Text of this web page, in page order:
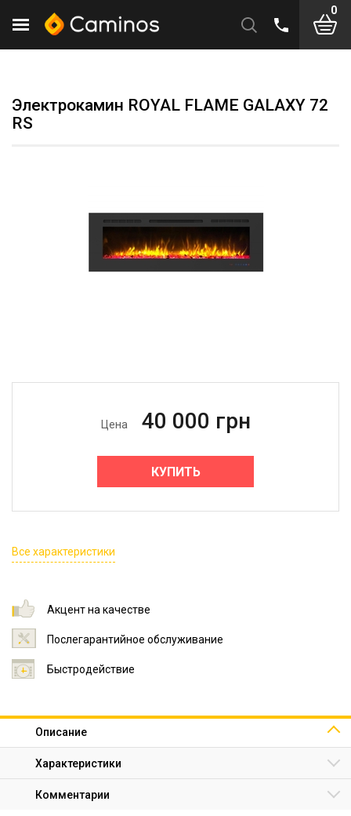
0
Электрокамин ROYAL FLAME GALAXY 72
RS
Цена 40 000 грн
КУПИТЬ
Все характеристики
Акцент на качестве
Послегарантийное обслуживание
Быстродействие
Описание
Характеристики
Комментарии